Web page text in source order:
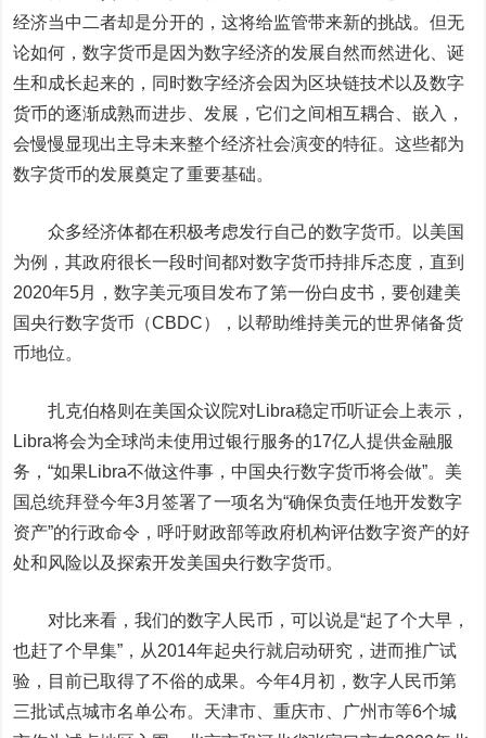
经济当中二者却是分开的，这将给监管带来新的挑战。但无
论如何，数字货币是因为数字经济的发展自然而然进化、诞
生和成长起来的，同时数字经济会因为区块链技术以及数字
货币的逐渐成熟而进步、发展，它们之间相互耦合、嵌入，
会慢慢显现出主导未来整个经济社会演变的特征。这些都为
数字货币的发展奠定了重要基础。
众多经济体都在积极考虑发行自己的数字货币。以美国
为例，其政府很长一段时间都对数字货币持排斥态度，直到
2020年5月，数字美元项目发布了第一份白皮书，要创建美
国央行数字货币（CBDC），以帮助维持美元的世界储备货
币地位。
扎克伯格则在美国众议院对Libra稳定币听证会上表示，
Libra将会为全球尚未使用过银行服务的17亿人提供金融服
务，“如果Libra不做这件事，中国央行数字货币将会做”。美
国总统拜登今年3月签署了一项名为“确保负责任地开发数字
资产”的行政命令，呼吁财政部等政府机构评估数字资产的好
处和风险以及探索开发美国央行数字货币。
对比来看，我们的数字人民币，可以说是“起了个大早，
也赶了个早集”，从2014年起央行就启动研究，进而推广试
验，目前已取得了不俗的成果。今年4月初，数字人民币第
三批试点城市名单公布。天津市、重庆市、广州市等6个城